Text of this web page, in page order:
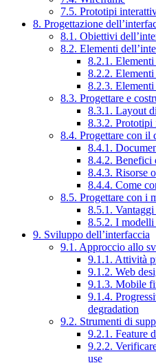
7.5. Prototipi
8. Progettazione
8.1. Obiettivi
8.2. Elementi
8.2.1.
8.2.2.
8.2.3.
8.3. Progettare e
8.3.1. Layout
8.3.2. Prototipi
8.4. Progettare con il
8.4.1.
8.4.2. Benefici
8.4.3. Risorse
8.4.4. Come
8.5. Progettare con i
8.5.1.
8.5.2. I
9. Sviluppo dell’interfaccia
9.1. Approccio allo
9.1.1. Attività
9.1.2. Web
9.1.3. Mobile
9.1.4.
degradation
9.2. Strumenti di
9.2.1. Feature
9.2.2.
use